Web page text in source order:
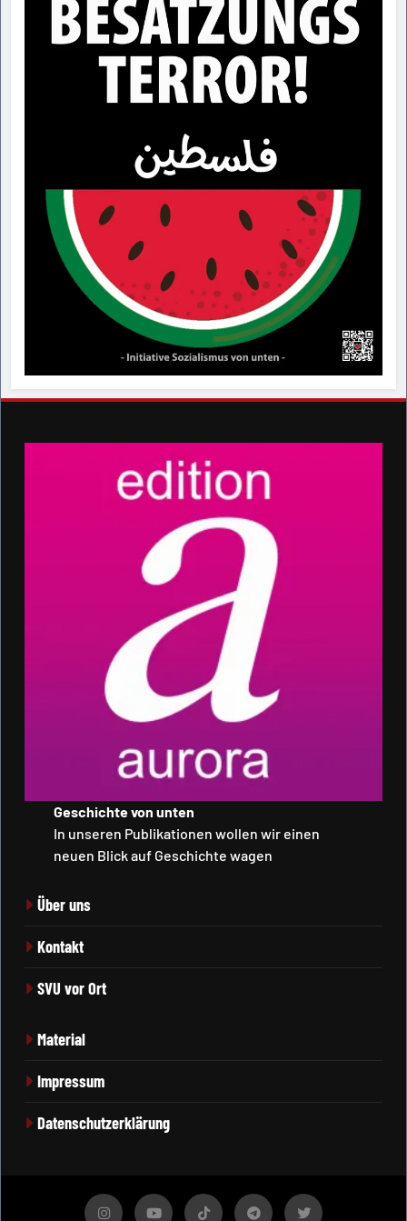
Geschichte von unten
In unseren Publikationen wollen wir einen
neuen Blick auf Geschichte wagen
Über uns
Kontakt
SVU vor Ort
Material
Impressum
Datenschutzerklärung